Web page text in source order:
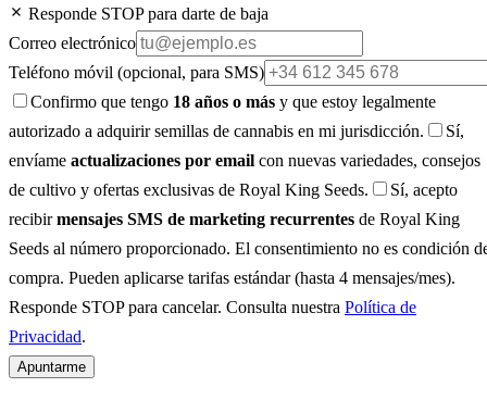
Responde STOP para darte de baja
Correo electrónico
Teléfono móvil (opcional, para SMS)
Confirmo que tengo 18 años o más y que estoy legalmente
autorizado a adquirir semillas de cannabis en mi jurisdicción.
Sí,
envíame actualizaciones por email con nuevas variedades, consejos
de cultivo y ofertas exclusivas de Royal King Seeds.
Sí, acepto
recibirmensajes SMS de marketing recurrentes de Royal King
Seeds al número proporcionado. El consentimiento no es condición
compra. Pueden aplicarse tarifas estándar (hasta 4 mensajes/mes).
Responde STOP para cancelar. Consulta nuestra Política de
Privacidad.
Apuntarme